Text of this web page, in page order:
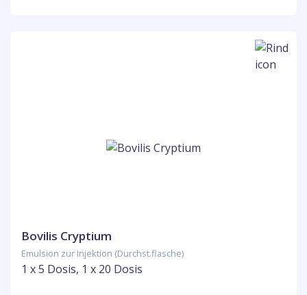
Bovilis Cryptium
Emulsion zur Injektion (Durchst.flasche)
1 x 5 Dosis, 1 x 20 Dosis